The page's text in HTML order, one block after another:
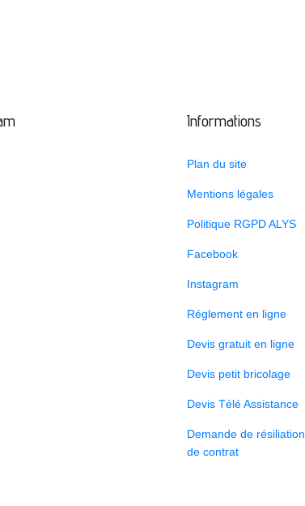
Informations
Plan du site
Mentions légales
Politique RGPD ALYS
Facebook
Instagram
Réglement en ligne
Devis gratuit en ligne
Devis petit bricolage
Devis Télé Assistance
Demande de résiliation
de contrat